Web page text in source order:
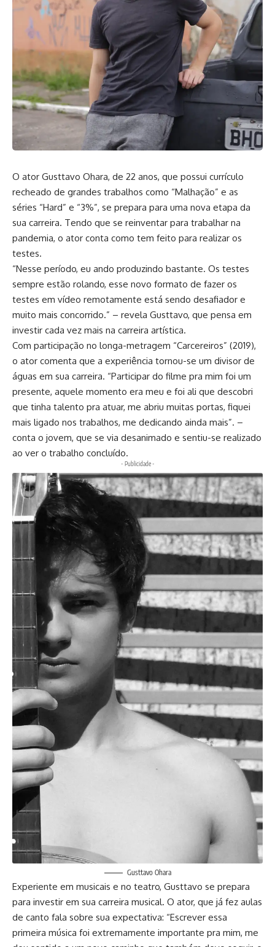
O ator Gusttavo Ohara, de 22 anos, que possui currículo
recheado de grandes trabalhos como “Malhação” e as
séries “Hard” e “3%”, se prepara para uma nova etapa da
sua carreira. Tendo que se reinventar para trabalhar na
pandemia, o ator conta como tem feito para realizar os
testes.
“Nesse período, eu ando produzindo bastante. Os testes
sempre estão rolando, esse novo formato de fazer os
testes em vídeo remotamente está sendo desafiador e
muito mais concorrido.” – revela Gusttavo, que pensa em
investir cada vez mais na carreira artística.
Com participação no longa-metragem “Carcereiros” (2019),
o ator comenta que a experiência tornou-se um divisor de
águas em sua carreira. “Participar do filme pra mim foi um
presente, aquele momento era meu e foi ali que descobri
que tinha talento pra atuar, me abriu muitas portas, fiquei
mais ligado nos trabalhos, me dedicando ainda mais”. –
conta o jovem, que se via desanimado e sentiu-se realizado
ao ver o trabalho concluído.
- Publicidade -
Gusttavo Ohara
Experiente em musicais e no teatro, Gusttavo se prepara
para investir em sua carreira musical. O ator, que já fez aulas
de canto fala sobre sua expectativa: “Escrever essa
primeira música foi extremamente importante pra mim, me